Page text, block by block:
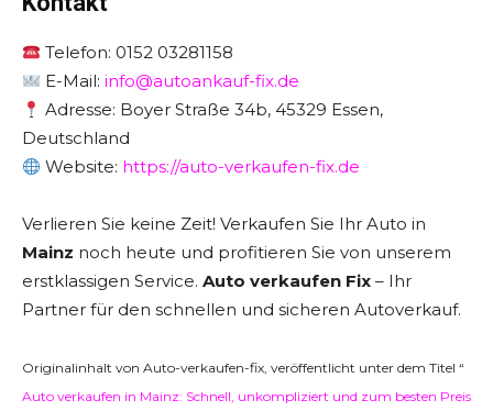
Telefon: 0152 03281158
E-Mail:info@autoankauf-fix.de
Adresse: Boyer Straße 34b, 45329 Essen,
Deutschland
Website: https://auto-verkaufen-fix.de
Verlieren Sie keine Zeit! Verkaufen Sie Ihr Auto in
Mainz noch heute und profitieren Sie von unserem
erstklassigen Service. Auto verkaufen Fix – Ihr
Partner für den schnellen und sicheren Autoverkauf.
Originalinhalt von Auto-verkaufen-fix, veröffentlicht unter dem Titel “
Auto verkaufen in Mainz: Schnell, unkompliziert und zum besten Preis